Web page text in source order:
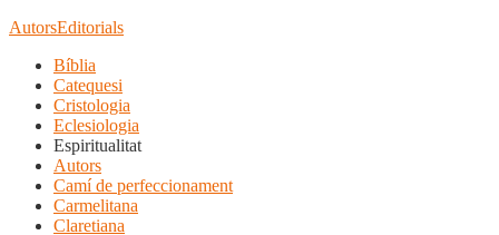
AutorsEditorials
Bíblia
Catequesi
Cristologia
Eclesiologia
Espiritualitat
Autors
Camí de perfeccionament
Carmelitana
Claretiana